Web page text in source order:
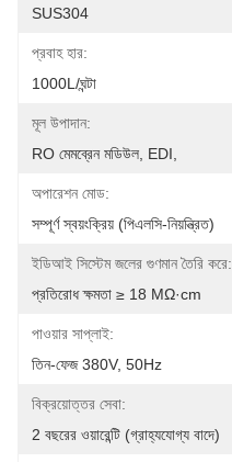
SUS304
প্রবাহ হার:
1000L/ঘন্টা
মূল উপাদান:
RO মেমব্রেন মডিউল, EDI,
অপারেশন মোড:
সম্পূর্ণ স্বয়ংক্রিয় (পিএলসি-নিয়ন্ত্রিত)
ইডিআই সিস্টেম জলের গুণমান তৈরি করে:
প্রতিরোধ ক্ষমতা ≥ 18 MΩ·cm
পাওয়ার সাপ্লাই:
তিন-ফেজ 380V, 50Hz
বিক্রয়োত্তর সেবা:
2 বছরের ওয়ারেন্টি (গ্রাহ্যযোগ্য বাদে)